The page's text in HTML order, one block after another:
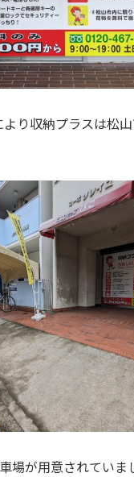
り収納プラスは松
場が用意されていま